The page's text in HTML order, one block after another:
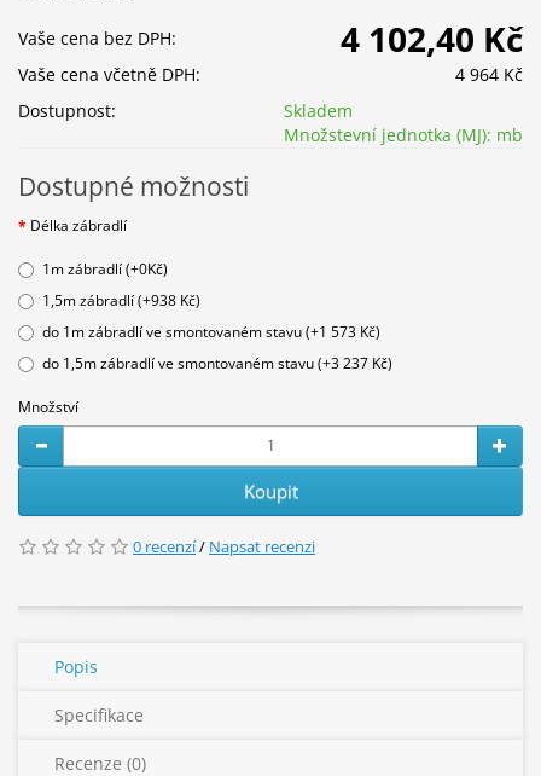
Vaše cena bez DPH: 4 102,40 Kč
Vaše cena včetně DPH:
4 964 Kč
Dostupnost:
Skladem
Množstevní jednotka (MJ): mb
Dostupné možnosti
Délka zábradlí
1m zábradlí (+0Kč)
1,5m zábradlí (+938 Kč)
do 1m zábradlí ve smontovaném stavu (+1 573 Kč)
do 1,5m zábradlí ve smontovaném stavu (+3 237 Kč)
Množství
Koupit
0 recenzí/ Napsat recenzi
Popis
Specifikace
Recenze (0)